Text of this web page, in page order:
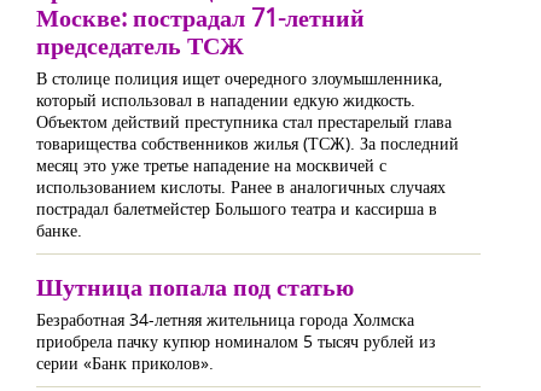
Москве: пострадал 71-летний
председатель ТСЖ
В столице полиция ищет очередного злоумышленника,
который использовал в нападении едкую жидкость.
Объектом действий преступника стал престарелый глава
товарищества собственников жилья (ТСЖ). За последний
месяц это уже третье нападение на москвичей с
использованием кислоты. Ранее в аналогичных случаях
пострадал балетмейстер Большого театра и кассирша в
банке.
Шутница попала под статью
Безработная 34-летняя жительница города Холмска
приобрела пачку купюр номиналом 5 тысяч рублей из
серии «Банк приколов».